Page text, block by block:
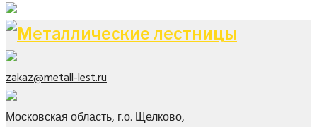
zakaz@metall-lest.ru
Московская область, г.о. Щелково,